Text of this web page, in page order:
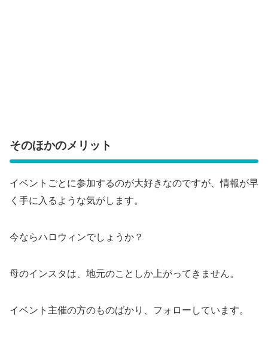
そのほかのメリット
イベントごとに参加するのが大好きなのですが、情報が早
く手に入るような気がします。
今ならハロウィンでしょうか？
母のインスタは、地元のことしか上がってきません。
イベント主催の方のものばかり、フォローしています。